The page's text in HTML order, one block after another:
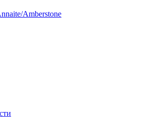
Amberstone